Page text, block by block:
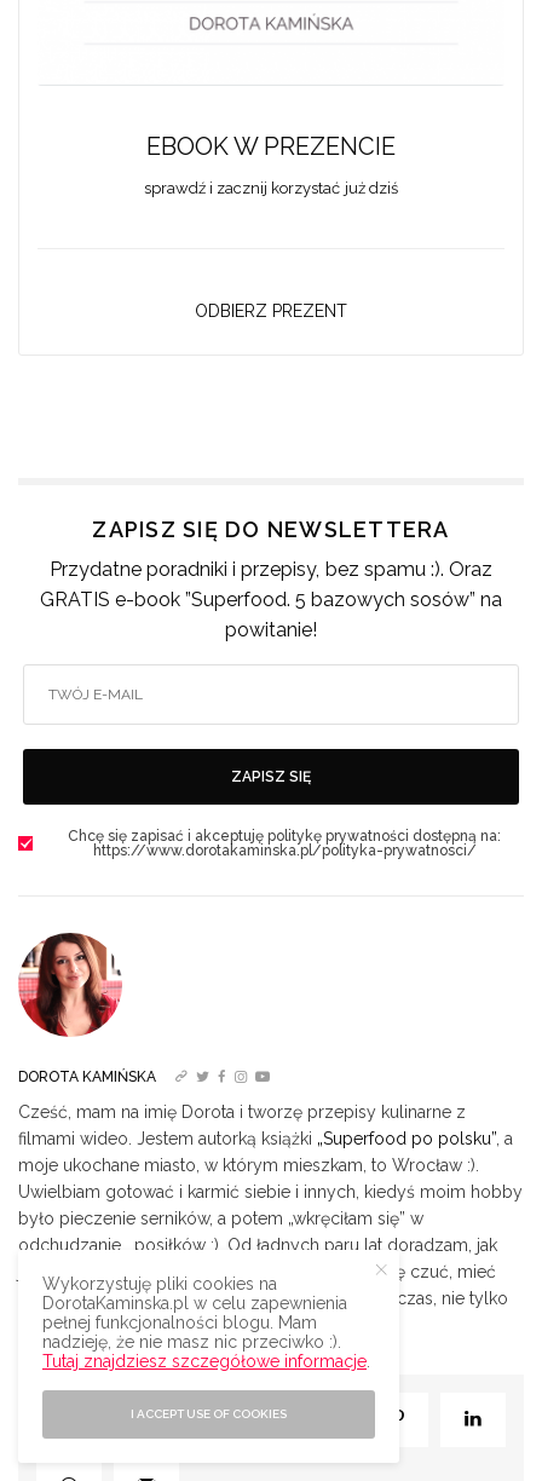
EBOOK W PREZENCIE
sprawdź i zacznij korzystać już dziś
ODBIERZ PREZENT
ZAPISZ SIĘ DO NEWSLETTERA
Przydatne poradniki i przepisy, bez spamu :). Oraz
GRATIS e-book ”Superfood. 5 bazowych sosów” na
powitanie!
ZAPISZ SIĘ
Chcę się zapisać i akceptuję politykę prywatności dostępną na:
https://www.dorotakaminska.pl/polityka-prywatnosci/
DOROTA KAMIŃSKA
Cześć, mam na imię Dorota i tworzę przepisy kulinarne z
filmami wideo. Jestem autorką książki „Superfood po polsku” , a
moje ukochane miasto, w którym mieszkam, to Wrocław :).
Uwielbiam gotować i karmić siebie i innych, kiedyś moim hobby
było pieczenie serników, a potem „wkręciłam się” w
odchudzanie… posiłków ;). Od ładnych paru lat doradzam, jak
jeść smacznie i zdrowo (da się!), żeby dobrze się czuć, mieć
mnóstwo uśmiechu i energii oraz miło spędzać czas, nie tylko
w kuchni.|Więcej o mnie
0 TWEET
Wykorzystuję pliki cookies na
DorotaKaminska.pl w celu zapewnienia
pełnej funkcjonalności blogu. Mam
nadzieję, że nie masz nic przeciwko :).
Tutaj znajdziesz szczegółowe informacje
I ACCEPT USE OF COOKIES